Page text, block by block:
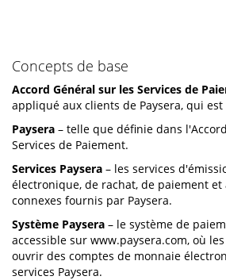
Concepts de base
Accord Général sur les Services de
appliqué aux clients de Paysera, qui
Paysera – telle que définie dans
Services de Paiement.
Services Paysera – les services
électronique, de rachat, de paiement et
connexes fournis par Paysera.
Système Paysera – le système de
accessible sur www.paysera.com, où
ouvrir des comptes de monnaie
services Paysera.